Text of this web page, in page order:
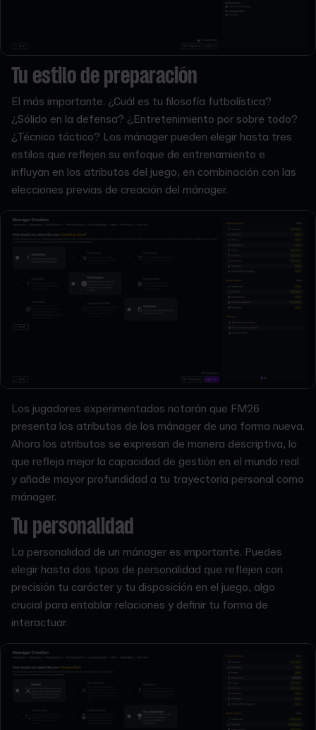
Tu estilo de preparación
El más importante. ¿Cuál es tu filosofía futbolística?
¿Sólido en la defensa? ¿Entretenimiento por sobre todo?
¿Técnico táctico? Los mánager pueden elegir hasta tres
estilos que reflejen su enfoque de entrenamiento e
influyan en los atributos del juego, en combinación con las
elecciones previas de creación del mánager.
Los jugadores experimentados notarán que FM26
presenta los atributos de los mánager de una forma nueva.
Ahora los atributos se expresan de manera descriptiva, lo
que refleja mejor la capacidad de gestión en el mundo real
y añade mayor profundidad a tu trayectoria personal como
mánager.
Tu personalidad
La personalidad de un mánager es importante. Puedes
elegir hasta dos tipos de personalidad que reflejen con
precisión tu carácter y tu disposición en el juego, algo
crucial para entablar relaciones y definir tu forma de
interactuar.